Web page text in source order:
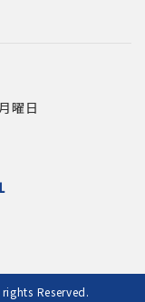
曜日
Reserved.